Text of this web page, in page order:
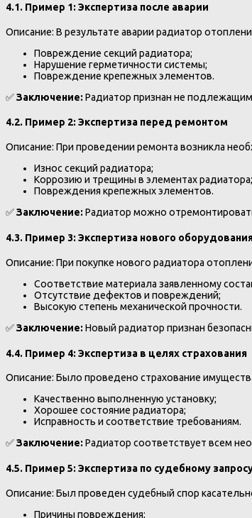
4.1. Пример 1: Экспертиза после аварии
Описание: В результате аварии радиатор
Повреждение секций радиатора;
Нарушение герметичности системы;
Повреждение крепежных элементов.
✅Заключение:Радиатор признан не
4.2. Пример 2: Экспертиза перед ремонтом
Описание: При проведении ремонта возникла
Износ секций радиатора;
Коррозию и трещины в элементах радиатора;
Повреждения крепежных элементов.
✅Заключение:Радиатор можно
4.3. Пример 3: Экспертиза нового
Описание: При покупке нового радиатора
Соответствие материала заявленному
Отсутствие дефектов и повреждений;
Высокую степень механической прочности.
✅Заключение:Новый радиатор признан
4.4. Пример 4: Экспертиза в целях страхования
Описание: Было проведено страхование
Качественно выполненную установку;
Хорошее состояние радиатора;
Исправность и соответствие требованиям.
✅Заключение:Радиатор соответствует всем
4.5. Пример 5: Экспертиза по судебному
Описание: Был проведен судебный спор
Причины повреждения;